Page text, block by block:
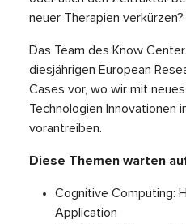
neuer Therapien verkürzen?
Das Team des Know
diesjährigen European
Cases vor, wo wir mit
Technologien Innovationen
vorantreiben.
Diese Themen warten
Cognitive Computing:
Application